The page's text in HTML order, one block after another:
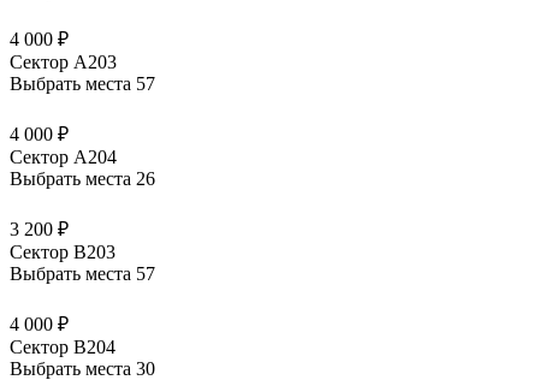
4 000 ₽
Сектор А203
Выбрать места 57
4 000 ₽
Сектор А204
Выбрать места 26
3 200 ₽
Сектор В203
Выбрать места 57
4 000 ₽
Сектор В204
Выбрать места 30